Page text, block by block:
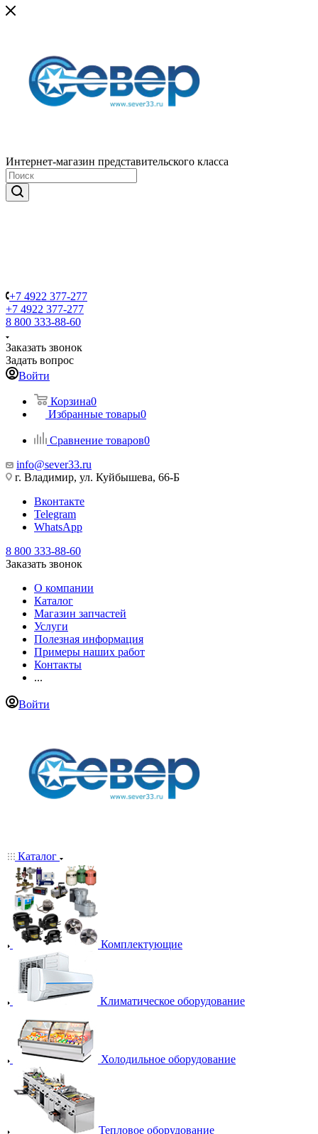
Интернет-магазин представительского класса
+7 4922 377-277
+7 4922 377-277
8 800 333-88-60
Заказать звонок
Задать вопрос
Войти
Корзина0
Избранные товары0
Сравнение товаров0
info@sever33.ru
г. Владимир, ул. Куйбышева, 66-Б
Вконтакте
Telegram
WhatsApp
8 800 333-88-60
Заказать звонок
О компании
Каталог
Магазин запчастей
Услуги
Полезная информация
Примеры наших работ
Контакты
...
Войти
Каталог
Комплектующие
Климатическое оборудование
Холодильное оборудование
Тепловое оборудование